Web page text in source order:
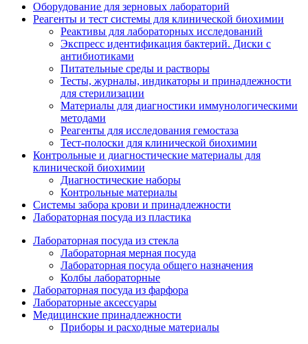
Оборудование для зерновых лабораторий
Реагенты и тест системы для клинической биохимии
Реактивы для лабораторных исследований
Экспресс идентификация бактерий. Диски с
антибиотиками
Питательные среды и растворы
Тесты, журналы, индикаторы и принадлежности
для стерилизации
Материалы для диагностики иммунологическими
методами
Реагенты для исследования гемостаза
Тест-полоски для клинической биохимии
Контрольные и диагностические материалы для
клинической биохимии
Диагностические наборы
Контрольные материалы
Системы забора крови и принадлежности
Лабораторная посуда из пластика
Лабораторная посуда из стекла
Лабораторная мерная посуда
Лабораторная посуда общего назначения
Колбы лабораторные
Лабораторная посуда из фарфора
Лабораторные аксессуары
Медицинские принадлежности
Приборы и расходные материалы